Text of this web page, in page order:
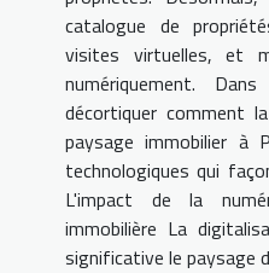
catalogue de
visites virtuelles, et
numériquement.
décortiquer comment
paysage immobilier à
technologiques qui
L'impact de la
immobilière La
significative le paysage